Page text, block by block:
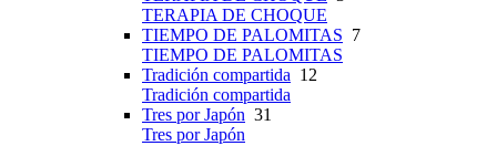
TERAPIA DE CHOQUE
TIEMPO DE PALOMITAS 7
TIEMPO DE PALOMITAS
Tradición compartida 12
Tradición compartida
Tres por Japón 31
Tres por Japón